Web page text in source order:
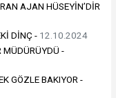
AJAN HÜSEYİN’DİR
DİNÇ - 12.10.2024
MÜDÜRÜYDÜ -
GÖZLE BAKIYOR -